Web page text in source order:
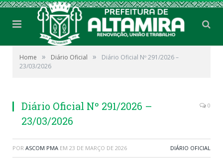
Home » Diário Oficial »
Diário Oficial Nº 291/2026 –
23/03/2026
Diário Oficial Nº 291/2026 –
23/03/2026
0
POR ASCOM PMA EM 23 DE MARÇO DE 2026 DIÁRIO OFICIAL